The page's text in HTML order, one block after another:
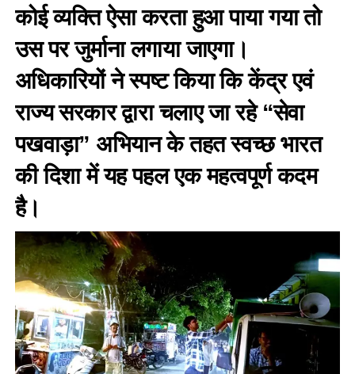
कोई व्यक्ति ऐसा करता हुआ पाया गया तो
उस पर जुर्माना लगाया जाएगा।
अधिकारियों ने स्पष्ट किया कि केंद्र एवं
राज्य सरकार द्वारा चलाए जा रहे “सेवा
पखवाड़ा” अभियान के तहत स्वच्छ भारत
की दिशा में यह पहल एक महत्वपूर्ण कदम
है।